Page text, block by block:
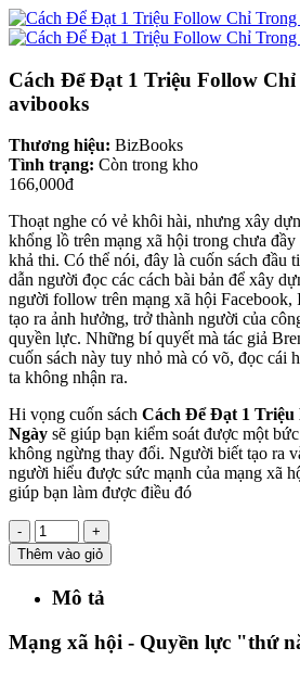
Cách Để Đạt 1 Triệu Follow
avibooks
Thương hiệu: BizBooks
Tình trạng: Còn trong kho
166,000đ
Thoạt nghe có vẻ khôi hài, nhưng xây
khổng lồ trên mạng xã hội trong chưa
khả thi. Có thể nói, đây là cuốn sách đầu
dẫn người đọc các cách bài bản để xây
người follow trên mạng xã hội Facebook,
tạo ra ảnh hưởng, trở thành người của
quyền lực. Những bí quyết mà tác giả
cuốn sách này tuy nhỏ mà có võ, đọc cái
ta không nhận ra.
Hi vọng cuốn sách Cách Để Đạt 1 Triệu
Ngày sẽ giúp bạn kiểm soát được một
không ngừng thay đổi. Người biết tạo ra
người hiểu được sức mạnh của mạng xã
giúp bạn làm được điều đó
-
+
Thêm vào giỏ
Mô tả
Mạng xã hội - Quyền lực "thứ